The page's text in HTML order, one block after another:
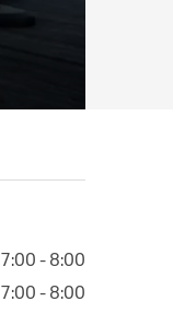
7:00 - 8:00
7:00 - 8:00